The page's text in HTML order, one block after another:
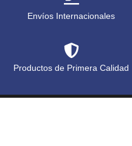
Envíos Internacionales
Productos de Primera Calidad